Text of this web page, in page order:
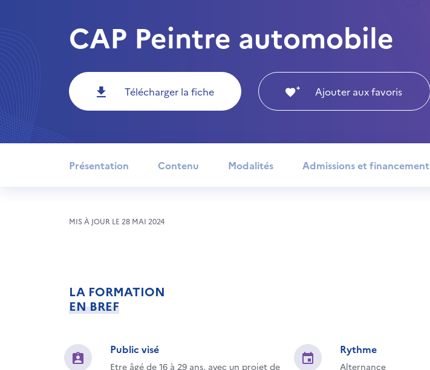
CAP Peintre automobile
Télécharger la fiche Ajouter aux favoris
Présentation Contenu Modalités Admissions et financement
MIS À JOUR LE 28 MAI 2024
LA FORMATION
EN BREF
Public visé
Etre âgé de 16 à 29 ans, avec un projet de
Rythme
Alternance